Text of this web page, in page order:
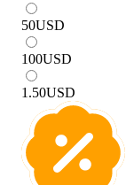
50USD
100USD
1.50USD